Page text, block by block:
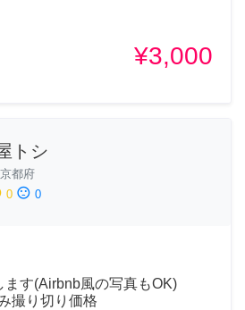
¥3,000
トシ
京都府
0 sentiment_dissatisfied 0
ます(Airbnb風の写真もOK)
撮り切り価格